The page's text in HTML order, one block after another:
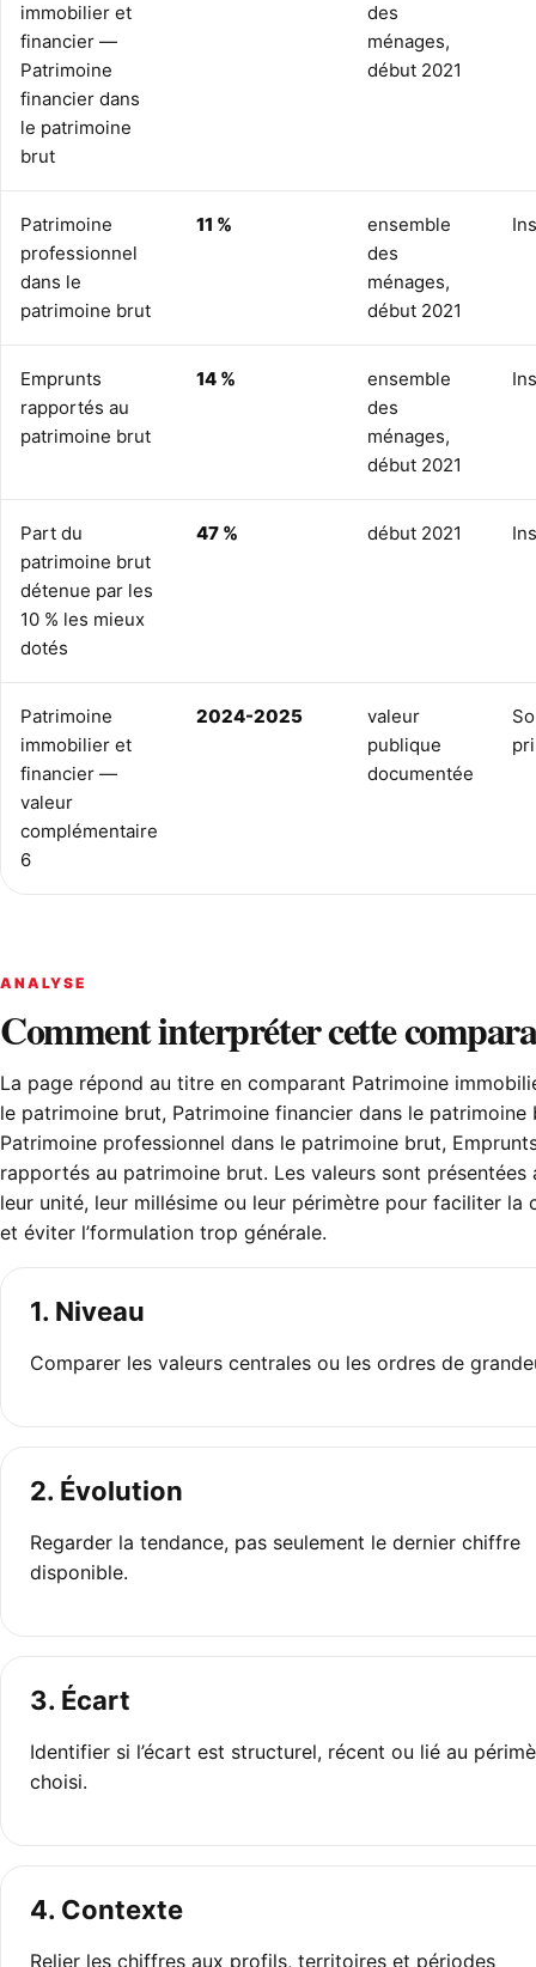
immobilier et
financier —
Patrimoine
financier dans
le patrimoine
brut
des
ménages,
début 2021
Patrimoine
professionnel
dans le
patrimoine brut
11 %
ensemble
des
ménages,
début 2021
Emprunts
rapportés au
patrimoine brut
14 %
ensemble
des
ménages,
début 2021
Part du
patrimoine brut
détenue par les
10 % les mieux
dotés
47 % début 2021
Patrimoine
immobilier et
financier —
valeur
complémentaire
6
2024-2025
valeur
publique
documentée
ANALYSE
Comment interpréter cette
La page répond au titre en comparant Patrimoine
le patrimoine brut, Patrimoine financier dans le patrimoine
Patrimoine professionnel dans le patrimoine brut,
rapportés au patrimoine brut. Les valeurs sont présentées
leur unité, leur millésime ou leur périmètre pour faciliter la
et éviter l’formulation trop générale.
1. Niveau
Comparer les valeurs centrales ou les ordres de
2. Évolution
Regarder la tendance, pas seulement le dernier chiffre
disponible.
3. Écart
Identifier si l’écart est structurel, récent ou lié au
choisi.
4. Contexte
Relier les chiffres aux profils, territoires et périodes